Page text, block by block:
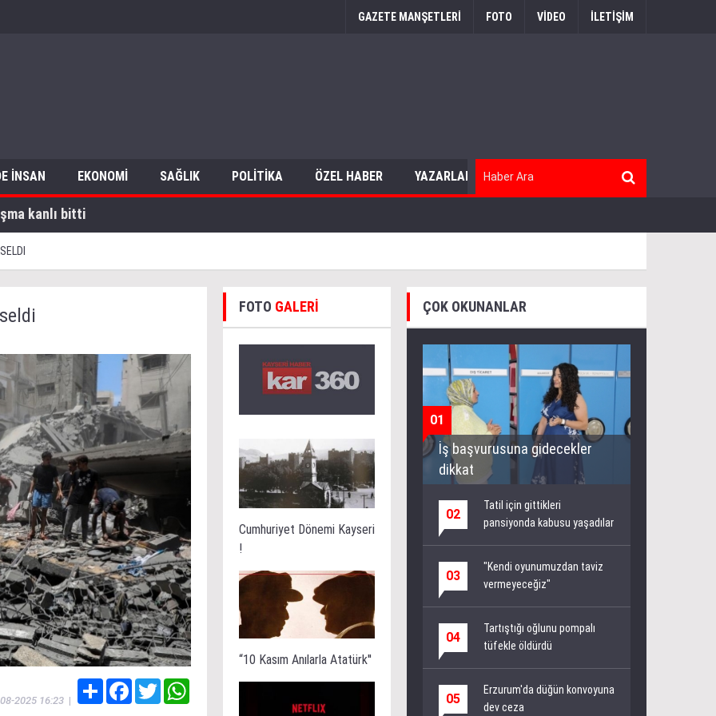
GAZETE MANŞETLERİ FOTO VİDEO İLETİŞİM
İNSAN EKONOMİ SAĞLIK POLİTİKA ÖZEL HABER YAZARLAR
kanlı bitti
2025 16:23|
Share FacebookTwitterWhatsApp
FOTO GALERİ
Cumhuriyet Dönemi Kayseri
!
“10 Kasım Anılarla Atatürk''
ÇOK OKUNANLAR
01
İş başvurusuna gidecekler
dikkat
02
Tatil için gittikleri
pansiyonda kabusu yaşadılar
03
"Kendi oyunumuzdan taviz
vermeyeceğiz"
04
Tartıştığı oğlunu pompalı
tüfekle öldürdü
05
Erzurum'da düğün konvoyuna
dev ceza